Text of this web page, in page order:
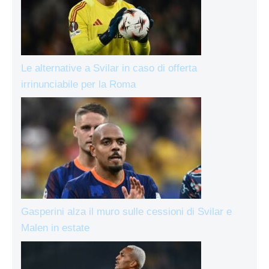
Le alternative a Svilar in caso di offerta
irrinunciabile per la Roma
Gasperini alza il muro sulle cessioni di Svilar e
Malen in estate